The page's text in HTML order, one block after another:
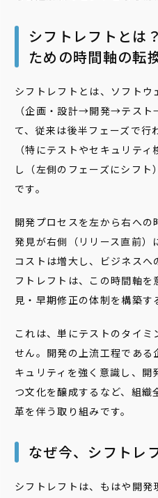
シフトレフトとは
ための時間軸の転
シフトレフトとは、ソフト
（企画・設計→開発→テス
て、従来は後半フェーズで行
（特にテストやセキュリテ
し（左側のフェーズにシフ
です。
開発プロセスを左から右への
発見が右側（リリース直前）
コストは増大し、ビジネスへ
フトレフトは、この時間軸
見・早期修正の体制を構築す
これは、単にテストのタイ
せん。開発の上流工程である
キュリティを強く意識し、開
つ文化を醸成するなど、組織
革を伴う取り組みです。
なぜ今、シフトレ
シフトレフトは、もはや開